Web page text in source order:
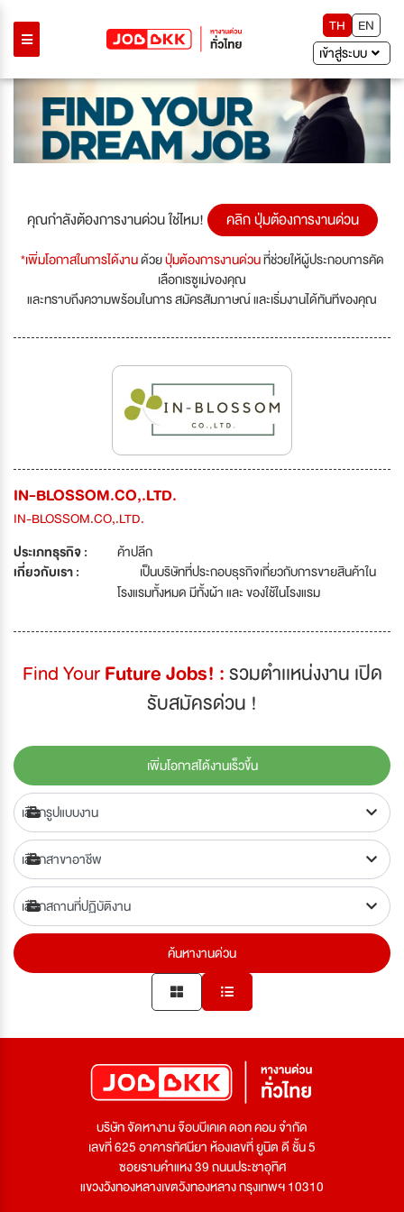
TH
EN
เข้าสู่ระบบ
คุณกำลังต้องการงานด่วน ใช่ไหม! คลิก ปุ่มต้องการงานด่วน
*เพิ่มโอกาสในการได้งานด้วยปุ่มต้องการงานด่วนที่ช่วยให้ผู้ประกอบการคัด
เลือกเรซูเม่ของคุณ
และทราบถึงความพร้อมในการ สมัครสัมภาษณ์ และเริ่มงานได้ทันทีของคุณ
IN-BLOSSOM.CO,.LTD.
IN-BLOSSOM.CO,.LTD.
ประเภทธุรกิจ :
ค้าปลีก
เกี่ยวกับเรา :
เป็นบริษัทที่ประกอบธุรกิจเกี่ยวกับการขายสินค้าใน
โรงแรมทั้งหมด มีทั้งผ้า และ ของใช้ในโรงแรม
Find YourFuture Jobs! :รวมตำเเหน่งงาน เปิด
รับสมัครด่วน !
เพิ่มโอกาสได้งานเร็วขึ้น
ค้นหางานด่วน
บริษัท จัดหางาน จ๊อบบีเคเค ดอท คอม จำกัด
เลขที่ 625 อาคารทัศนียา ห้องเลขที่ ยูนิต ดี ชั้น 5
ซอยรามคำแหง 39 ถนนประชาอุทิศ
แขวงวังทองหลางเขตวังทองหลาง กรุงเทพฯ 10310